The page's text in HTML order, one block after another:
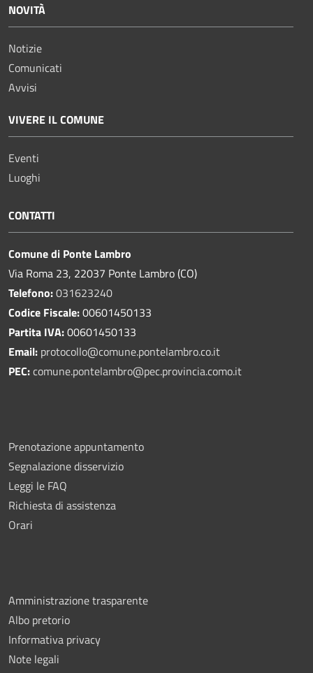
NOVITÀ
Notizie
Comunicati
Avvisi
VIVERE IL COMUNE
Eventi
Luoghi
CONTATTI
Comune di Ponte Lambro
Via Roma 23, 22037 Ponte Lambro (CO)
Telefono:031623240
Codice Fiscale:00601450133
Partita IVA:00601450133
Email: protocollo@comune.pontelambro.co.it
PEC:comune.pontelambro@pec.provincia.como.it
Prenotazione appuntamento
Segnalazione disservizio
Leggi le FAQ
Richiesta di assistenza
Orari
Amministrazione trasparente
Albo pretorio
Informativa privacy
Note legali